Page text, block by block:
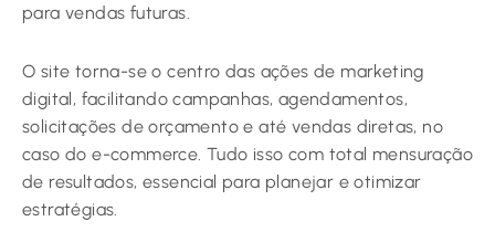
para vendas futuras.
O site torna-se o centro das ações de marketing
digital, facilitando campanhas, agendamentos,
solicitações de orçamento e até vendas diretas, no
caso do e-commerce. Tudo isso com total mensuração
de resultados, essencial para planejar e otimizar
estratégias.